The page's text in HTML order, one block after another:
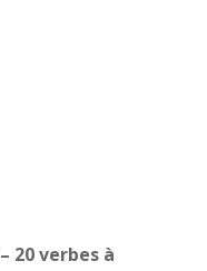
20 verbes à